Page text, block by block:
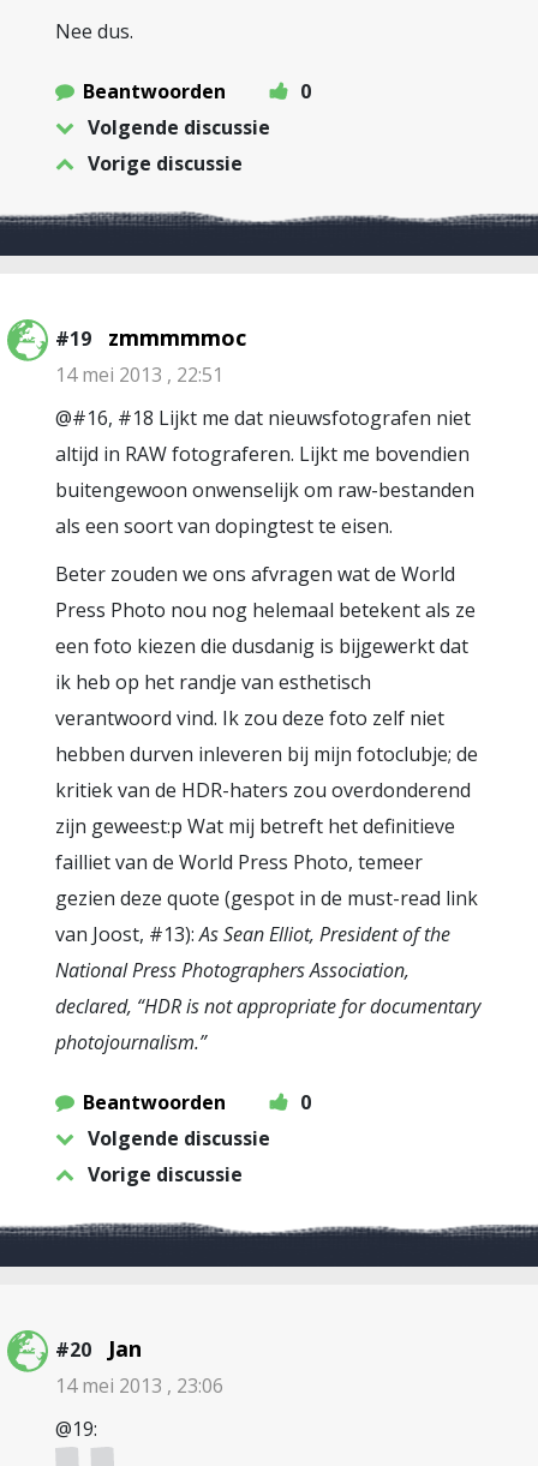
Nee dus.
Beantwoorden
0
Volgende discussie
Vorige discussie
#19 zmmmmmoc
14 mei 2013 , 22:51
@#16, #18 Lijkt me dat nieuwsfotografen niet
altijd in RAW fotograferen. Lijkt me bovendien
buitengewoon onwenselijk om raw-bestanden
als een soort van dopingtest te eisen.
Beter zouden we ons afvragen wat de World
Press Photo nou nog helemaal betekent als ze
een foto kiezen die dusdanig is bijgewerkt dat
ik heb op het randje van esthetisch
verantwoord vind. Ik zou deze foto zelf niet
hebben durven inleveren bij mijn fotoclubje; de
kritiek van de HDR-haters zou overdonderend
zijn geweest:p Wat mij betreft het definitieve
failliet van de World Press Photo, temeer
gezien deze quote (gespot in de must-read link
van Joost, #13):As Sean Elliot, President of the
National Press Photographers Association,
declared, “HDR is not appropriate for documentary
photojournalism.”
Beantwoorden
0
Volgende discussie
Vorige discussie
#20 Jan
14 mei 2013 , 23:06
@19: